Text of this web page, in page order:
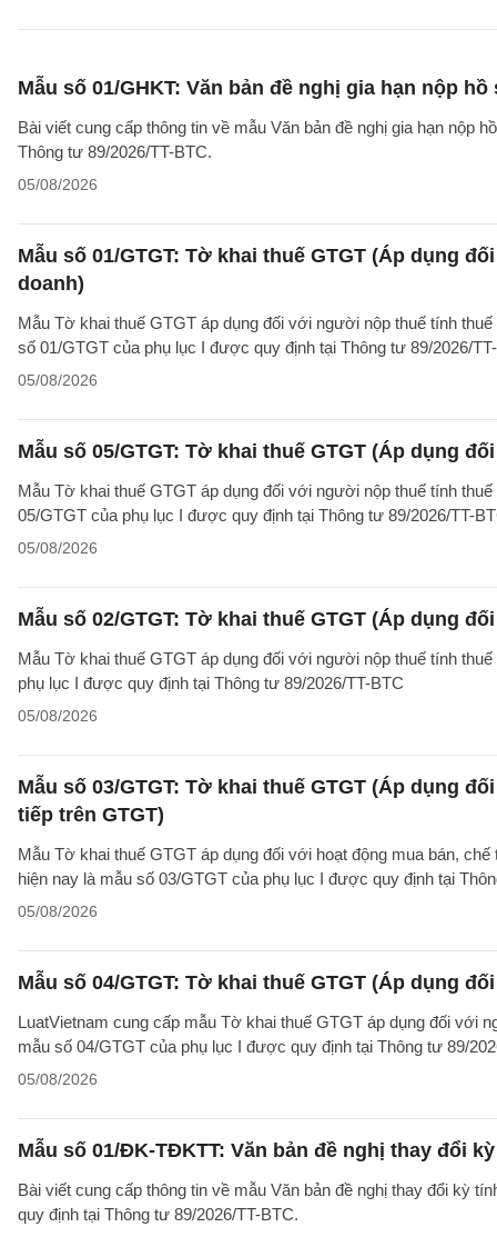
Mẫu số 01/GHKT: Văn bản đề nghị gia hạn nộp
Bài viết cung cấp thông tin về mẫu Văn bản đề nghị gia hạn nộp
Thông tư 89/2026/TT-BTC.
05/08/2026
Mẫu số 01/GTGT: Tờ khai thuế GTGT (Áp dụng
doanh)
Mẫu Tờ khai thuế GTGT áp dụng đối với người nộp thuế tính
số 01/GTGT của phụ lục I được quy định tại Thông tư 89/2026/
05/08/2026
Mẫu số 05/GTGT: Tờ khai thuế GTGT (Áp dụng
Mẫu Tờ khai thuế GTGT áp dụng đối với người nộp thuế tính
05/GTGT của phụ lục I được quy định tại Thông tư 89/2026/TT-
05/08/2026
Mẫu số 02/GTGT: Tờ khai thuế GTGT (Áp dụng
Mẫu Tờ khai thuế GTGT áp dụng đối với người nộp thuế tính
phụ lục I được quy định tại Thông tư 89/2026/TT-BTC
05/08/2026
Mẫu số 03/GTGT: Tờ khai thuế GTGT (Áp dụng
tiếp trên GTGT)
Mẫu Tờ khai thuế GTGT áp dụng đối với hoạt động mua bán,
hiện nay là mẫu số 03/GTGT của phụ lục I được quy định tại
05/08/2026
Mẫu số 04/GTGT: Tờ khai thuế GTGT (Áp dụng
LuatVietnam cung cấp mẫu Tờ khai thuế GTGT áp dụng đối với
mẫu số 04/GTGT của phụ lục I được quy định tại Thông tư 89/
05/08/2026
Mẫu số 01/ĐK-TĐKTT: Văn bản đề nghị thay đổi
Bài viết cung cấp thông tin về mẫu Văn bản đề nghị thay đổi kỳ
quy định tại Thông tư 89/2026/TT-BTC.